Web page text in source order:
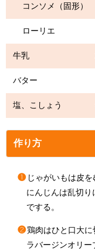
コンソメ（固形）
ローリエ
牛乳 1･1/2
バター 大
塩、こしょう
作り方
❶ じゃがいもは皮
にんじんは乱切
でする。
❷鶏肉はひと口大
ラバージンオリ